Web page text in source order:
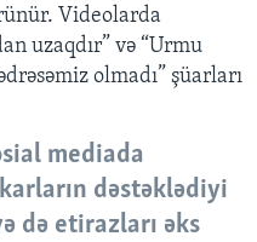
Videolarda
uzaqdır” və “Urmu
olmadı” şüarları
mediada
dəstəklədiyi
də etirazları əks